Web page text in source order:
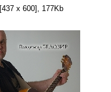
[437 x 600], 177Kb